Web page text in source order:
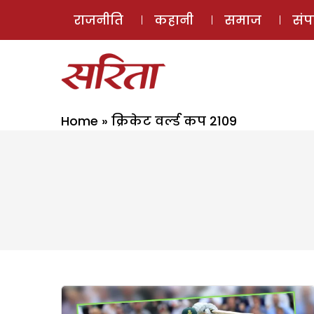
राजनीति कहानी समाज
Home » क्रिकेट वर्ल्ड कप 2109